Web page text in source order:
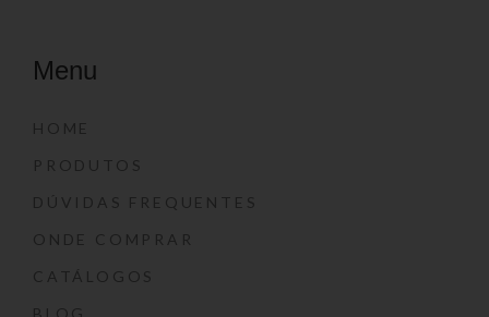
Menu
HOME
PRODUTOS
DÚVIDAS FREQUENTES
ONDE COMPRAR
CATÁLOGOS